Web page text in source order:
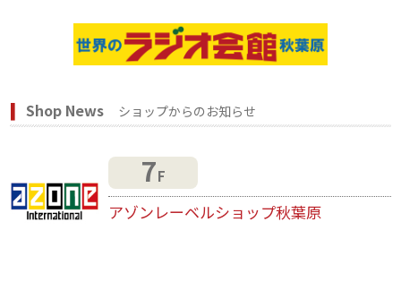
Shop News ショップからのお知らせ
7F
アゾンレーベルショップ秋葉原